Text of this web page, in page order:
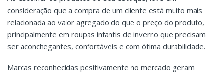
consideração que a compra de um cliente está muito mais
relacionada ao valor agregado do que o preço do produto,
principalmente em roupas infantis de inverno que precisam
ser aconchegantes, confortáveis e com ótima durabilidade.
Marcas reconhecidas positivamente no mercado geram